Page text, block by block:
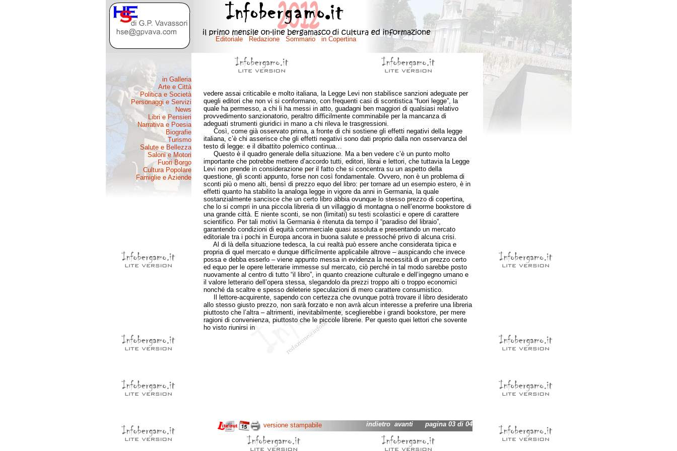
vedere assai criticabile e molto italiana, la Legge Levi non stabilisce sanzioni adeguate per
quegli editori che non vi si conformano, con frequenti casi di scontistica “fuori legge”, la
quale ha permesso, a chi li ha messi in atto, guadagni ben maggiori di qualsiasi relativo
provvedimento sanzionatorio, peraltro difficilmente comminabile per la mancanza di
adeguati strumenti giuridici in mano a chi rileva le trasgressioni.
Così, come già osservato prima, a fronte di chi sostiene gli effetti negativi della legge
italiana, c’è chi asserisce che gli effetti negativi sono dati proprio dalla non osservanza del
testo di legge: e il dibattito polemico continua…
Questo è il quadro generale della situazione. Ma a ben vedere c’è un punto molto
importante che potrebbe mettere d’accordo tutti, editori, librai e lettori, che tuttavia la Legge
Levi non prende in considerazione per il fatto che si concentra su un aspetto della
questione, gli sconti appunto, forse non così fondamentale. Ovvero, non è un problema di
sconti più o meno alti, bensì di prezzo equo del libro: per tornare ad un esempio estero, è in
effetti quanto ha stabilito la analoga legge in vigore da anni in Germania, la quale
sostanzialmente sancisce che un certo libro abbia ovunque lo stesso prezzo di copertina,
che lo si compri in una piccola libreria di un villaggio di montagna o nell’enorme bookstore di
una grande città. E niente sconti, se non (limitati) su testi scolastici e opere di carattere
scientifico. Per tali motivi la Germania è ritenuta da tempo il “paradiso del libraio”,
garantendo condizioni di equità commerciale quasi assoluta e presentando un mercato
editoriale tra i pochi in Europa ancora in buona salute e pressoché privo di alcuna crisi.
Al di là della situazione tedesca, la cui realtà può essere anche considerata tipica e
propria di quel mercato e dunque difficilmente applicabile altrove – auspicando che invece
possa e debba esserlo – viene appunto messa in evidenza la necessità di un prezzo certo
ed equo per le opere letterarie immesse sul mercato, ciò perché in tal modo sarebbe posto
nuovamente al centro di tutto “il libro”, in quanto creazione culturale e dell’ingegno umano e
il valore letterario dell’opera stessa, slegandolo da prezzi troppo alti o troppo economici
nonché da scaltre e spesso deleterie speculazioni di mero carattere consumistico.
Il lettore-acquirente, sapendo con certezza che ovunque potrà trovare il libro desiderato
allo stesso giusto prezzo, non sarà forzato e non avrà alcun interesse a preferire una libreria
piuttosto che l’altra – altrimenti, inevitabilmente, sceglierebbe i grandi bookstore, per mere
ragioni di convenienza, piuttosto che le piccole librerie. Per questo quei lettori che sovente
ho visto riunirsi in
versione stampabile indietro avantipagina 03 di 04